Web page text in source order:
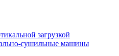
загрузкой
сушильные машины